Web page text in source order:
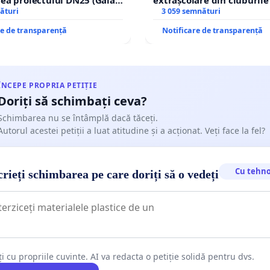
și Simbol Floral al Românieiși vă rugăm să
prin devierea
de transparență
copiilor
3 059 semnături
Notificare de transparență
PROPRIA PETIȚIE
să schimbați ceva?
nu se întâmplă dacă tăceți.
acestei petiții a luat atitudine și a acționat. Veți face la fel?
schimbarea pe care doriți să o vedeți Cu
cu propriile cuvinte. AI va redacta o petiție solidă pentru dvs.